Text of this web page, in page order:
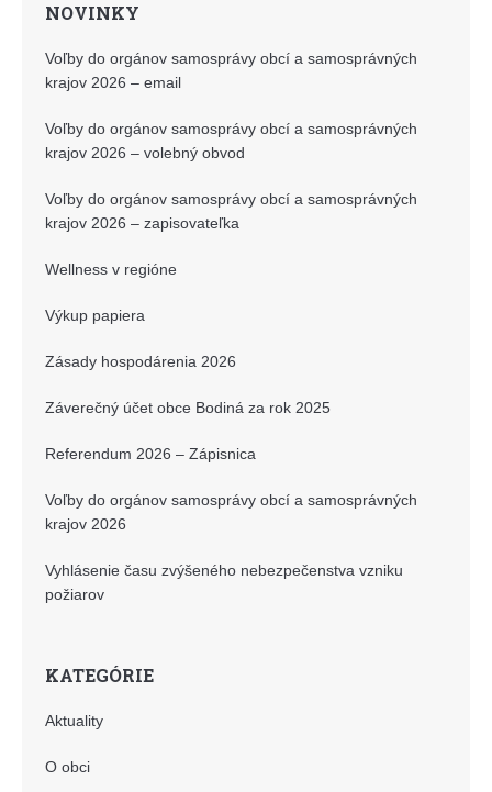
NOVINKY
Voľby do orgánov samosprávy obcí a samosprávných
krajov 2026 – email
Voľby do orgánov samosprávy obcí a samosprávných
krajov 2026 – volebný obvod
Voľby do orgánov samosprávy obcí a samosprávných
krajov 2026 – zapisovateľka
Wellness v regióne
Výkup papiera
Zásady hospodárenia 2026
Záverečný účet obce Bodiná za rok 2025
Referendum 2026 – Zápisnica
Voľby do orgánov samosprávy obcí a samosprávných
krajov 2026
Vyhlásenie času zvýšeného nebezpečenstva vzniku
požiarov
KATEGÓRIE
Aktuality
O obci